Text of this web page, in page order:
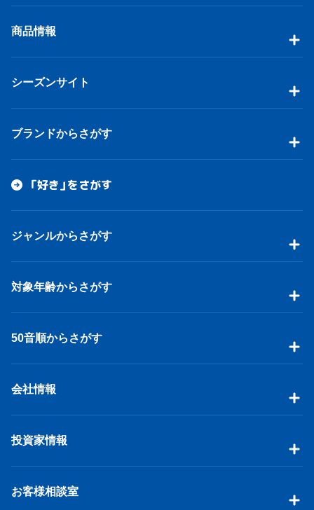
商品情報
シーズンサイト
ブランドからさがす
「好き」をさがす
ジャンルからさがす
対象年齢からさがす
50音順からさがす
会社情報
投資家情報
お客様相談室